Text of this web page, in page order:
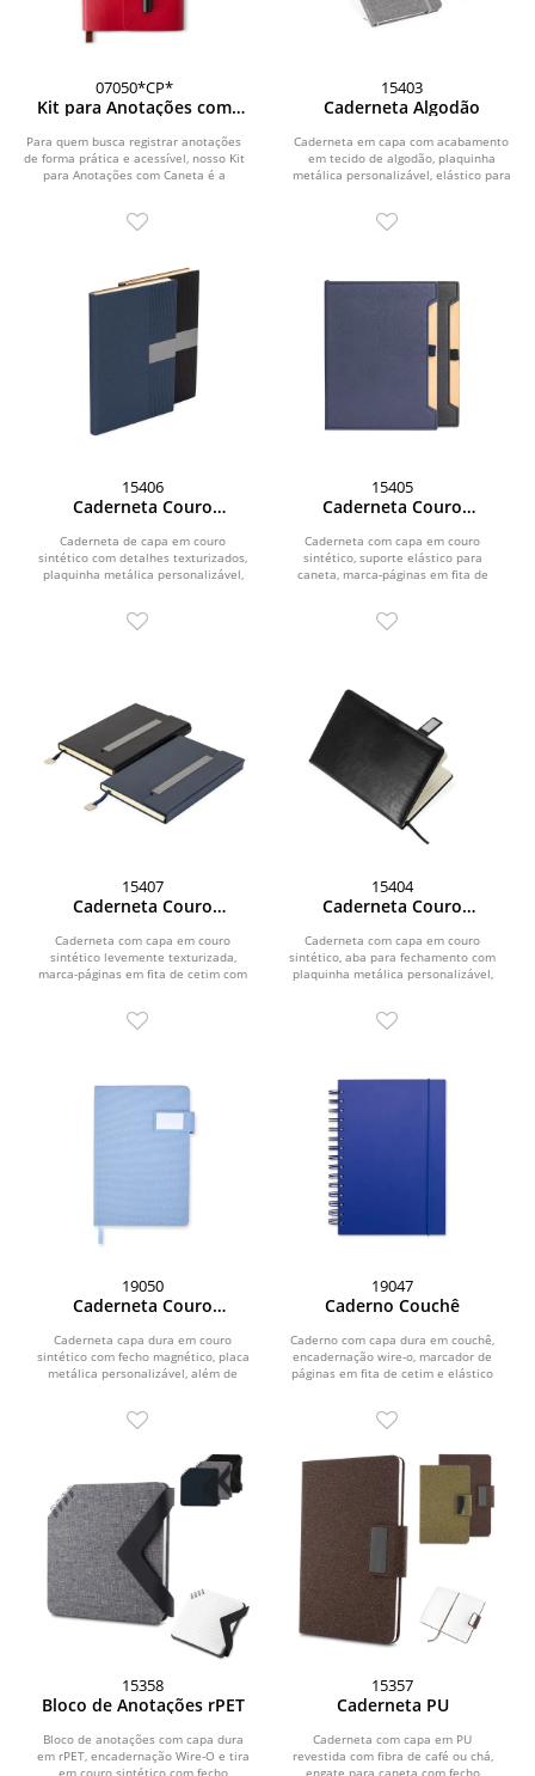
07050*CP*
Kit para Anotações com
Para quem busca registrar anotações
de forma prática e acessível, nosso Kit
para Anotações com Caneta é a
15403
Caderneta Algodão
Caderneta em capa com acabamento
em tecido de algodão, plaquinha
metálica personalizável, elástico para
15406
Caderneta Couro
Caderneta de capa em couro
sintético com detalhes texturizados,
plaquinha metálica personalizável,
15405
Caderneta Couro
Caderneta com capa em couro
sintético, suporte elástico para
caneta, marca-páginas em fita de
15407
Caderneta Couro
Caderneta com capa em couro
sintético levemente texturizada,
marca-páginas em fita de cetim com
15404
Caderneta Couro
Caderneta com capa em couro
sintético, aba para fechamento com
plaquinha metálica personalizável,
19050
Caderneta Couro
Caderneta capa dura em couro
sintético com fecho magnético, placa
metálica personalizável, além de
19047
Caderno Couchê
Caderno com capa dura em couchê,
encadernação wire-o, marcador de
páginas em fita de cetim e elástico
15358
Bloco de Anotações rPET
Bloco de anotações com capa dura
em rPET, encadernação Wire-O e tira
em couro sintético com fecho
15357
Caderneta PU
Caderneta com capa em PU
revestida com fibra de café ou chá,
engate para caneta com fecho